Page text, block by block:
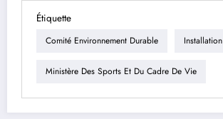
Étiquette
Comité Environnement Durable Installation
Ministère Des Sports Et Du Cadre De Vie